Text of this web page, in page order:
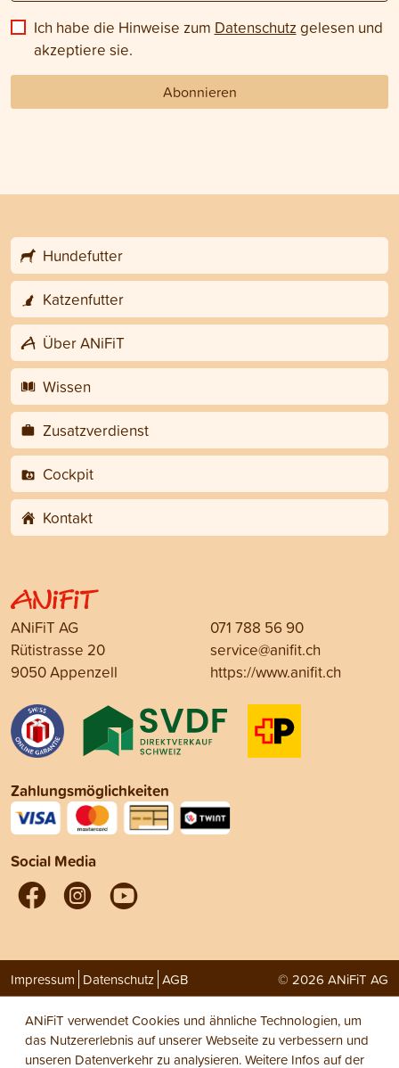
Ich habe die Hinweise zum Datenschutz gelesen und
akzeptiere sie.
Abonnieren
Hundefutter
Katzenfutter
Über ANiFiT
Wissen
Zusatzverdienst
Cockpit
Kontakt
ANiFiT AG
Rütistrasse 20
9050 Appenzell
071 788 56 90
service@anifit.ch
https://www.anifit.ch
Zahlungsmöglichkeiten
Social Media
Impressum Datenschutz AGB © 2026 ANiFiT AG
ANiFiT verwendet Cookies und ähnliche Technologien, um
das Nutzererlebnis auf unserer Webseite zu verbessern und
unseren Datenverkehr zu analysieren. Weitere Infos auf der